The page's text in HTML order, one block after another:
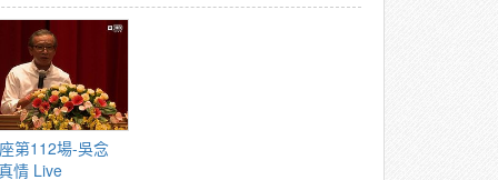
情 Live